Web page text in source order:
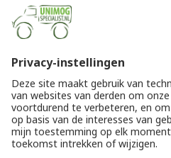
Unimog APK-keuringen
CONTACTGEGEVENS
Unimogspecialist
5334 JK Velddriel
T0418 632073
Einfo@unimogspecialist.nl